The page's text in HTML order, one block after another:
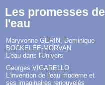
Les promesses de
l'eau
Maryvonne GÉRIN, Dominique
BOCKELÉE-MORVAN
L'eau dans l'Univers
Georges VIGARELLO
L'invention de l'eau moderne et
ses imaginaires renouvelés